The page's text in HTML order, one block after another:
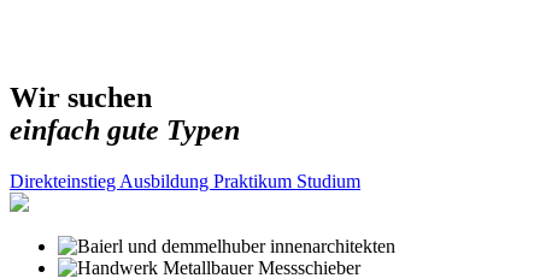
Wir suchen
einfach gute Typen
Direkteinstieg Ausbildung Praktikum Studium